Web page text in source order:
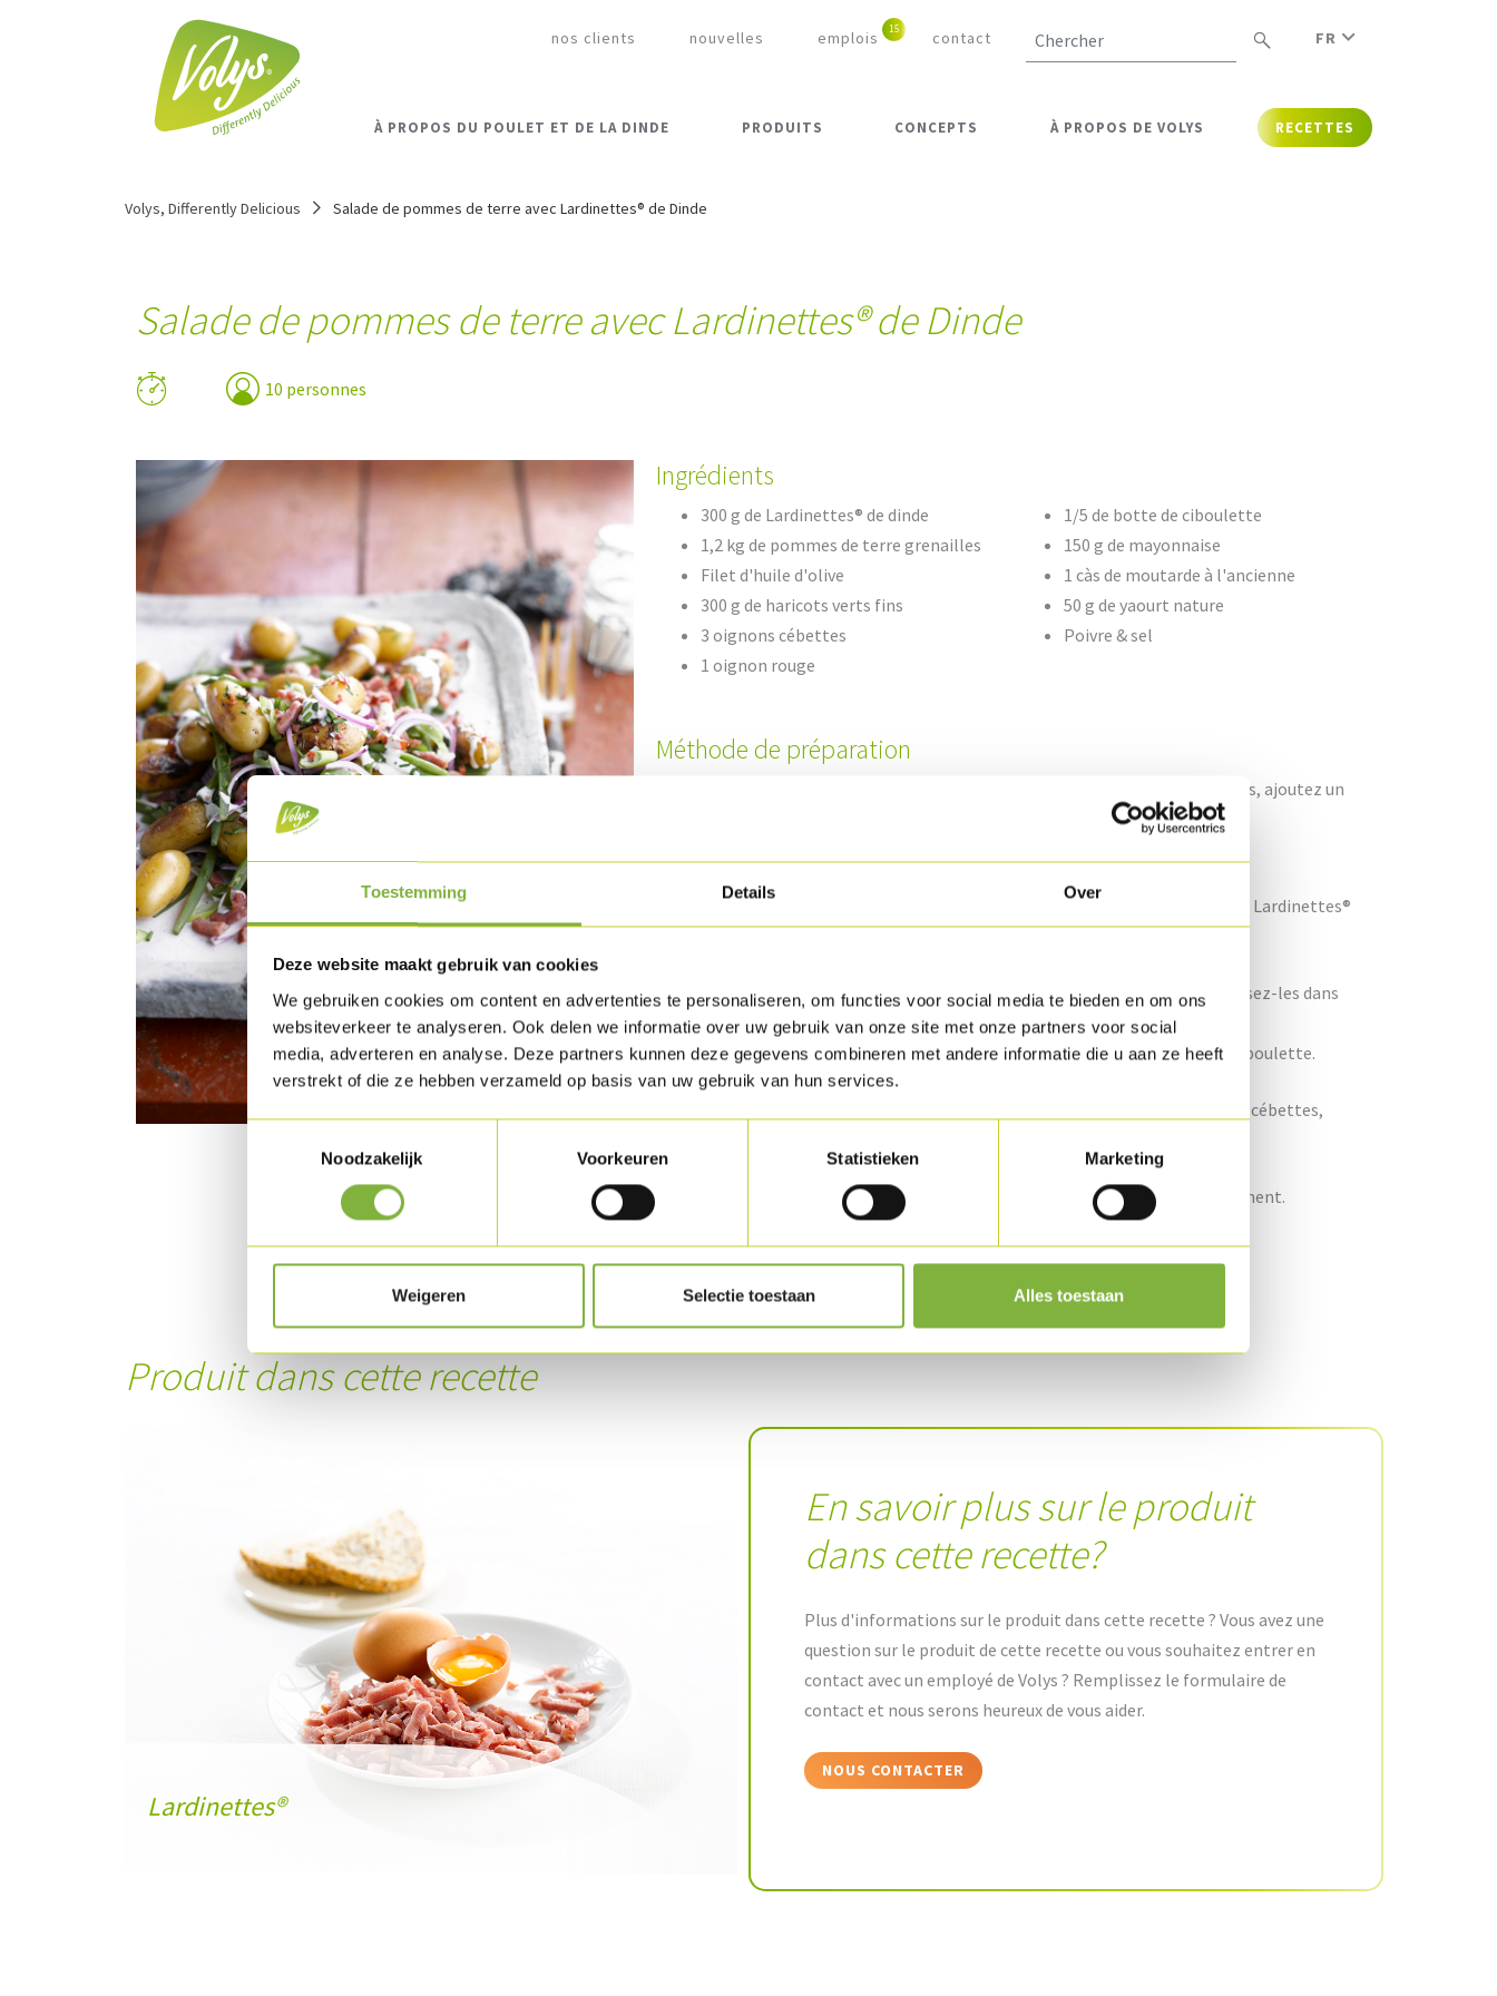
Toestemming Details Over
Deze website maakt gebruik van cookies
We gebruiken cookies om content en advertenties te personaliseren, om functies voor social media te bieden en om ons
websiteverkeer te analyseren. Ook delen we informatie over uw gebruik van onze site met onze partners voor social
media, adverteren en analyse. Deze partners kunnen deze gegevens combineren met andere informatie die u aan ze heeft
verstrekt of die ze hebben verzameld op basis van uw gebruik van hun services.
Noodzakelijk
Voorkeuren Statistieken Marketing
Weigeren Selectie toestaan Alles toestaan
nos clients nouvelles emplois contact FR
À PROPOS DU POULET ET DE LA DINDE PRODUITS CONCEPTS À PROPOS DE VOLYS RECETTES
Volys, Differently Delicious Salade de pommes de terre avec Lardinettes® de Dinde
Salade de pommes de terre avec Lardinettes® de Dinde
10 personnes
Ingrédients
300 g de Lardinettes® de dinde
1,2 kg de pommes de terre grenailles
Filet d'huile d'olive
300 g de haricots verts fins
3 oignons cébettes
1 oignon rouge
1/5 de botte de ciboulette
150 g de mayonnaise
1 càs de moutarde à l'ancienne
50 g de yaourt nature
Poivre & sel
Méthode de préparation
Cuisez les pommes de terre pendant ± 20 min. dans de l'eau salée. Égouttez-les, ajoutez un
Mettez une poêle sur le BBQ et versez dedans un filet d'huile d'olive. Cuisez les Lardinettes®
Nettoyez les haricots fins et cuisez-les al dente dans de l'eau salée. Rafraîchissez-les dans
l'eau glacée et épongez-les. Coupez les haricots en petits morceaux.
Taillez les cébettes en rondelles, l'oignon rouge en demi-lunes et ciselez la ciboulette.
Mélangez les pommes de terre, les Lardinettes® de dinde, les haricots fins, les cébettes,
Mélangez la mayonnaise avec la moutarde, le yaourt et rectifiez l'assaisonnement.
Incorporez le dressing dans les pommes de terre ou présentez-le à part.
Télécharger la recette
Produit dans cette recette
Lardinettes®
En savoir plus sur le produit
dans cette recette?
Plus d'informations sur le produit dans cette recette ? Vous avez une
question sur le produit de cette recette ou vous souhaitez entrer en
contact avec un employé de Volys ? Remplissez le formulaire de
contact et nous serons heureux de vous aider.
NOUS CONTACTER